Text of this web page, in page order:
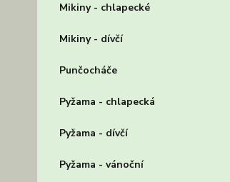
Mikiny - chlapecké
Mikiny - dívčí
Punčocháče
Pyžama - chlapecká
Pyžama - dívčí
Pyžama - vánoční